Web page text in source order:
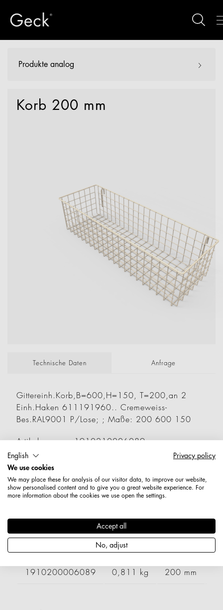
Produkte analog
Korb 200 mm
Technische Daten Anfrage
Gittereinh.Korb,B=600,H=150, T=200,an 2
Einh.Haken 611191960.. Cremeweiss-
Bes.RAL9001 P/Lose; ; Maße: 200 600 150
Artikelnummer: 1910210006089
Länge: 200 mm
Breite: 600 mm
Höhe: 150 mm
Nettogewicht: 1,116 kg
Varianten
Gewicht
1910200006089 0,811 kg 200 mm
English
Privacy policy
We use cookies
We may place these for analysis of our visitor data, to improve our website,
show personalised content and to give you a great website experience. For
more information about the cookies we use open the settings.
Accept all
No, adjust